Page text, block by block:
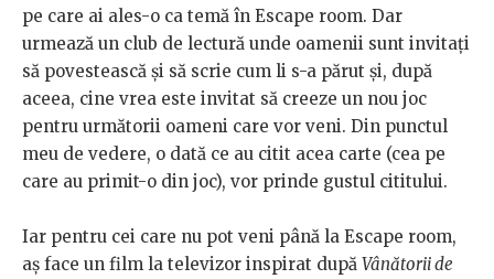
pe care ai ales-o ca temă în Escape room. Dar
urmează un club de lectură unde oamenii sunt invitați
să povestească și să scrie cum li s-a părut și, după
aceea, cine vrea este invitat să creeze un nou joc
pentru următorii oameni care vor veni. Din punctul
meu de vedere, o dată ce au citit acea carte (cea pe
care au primit-o din joc), vor prinde gustul cititului.
Iar pentru cei care nu pot veni până la Escape room,
aș face un film la televizor inspirat după Vânătorii de